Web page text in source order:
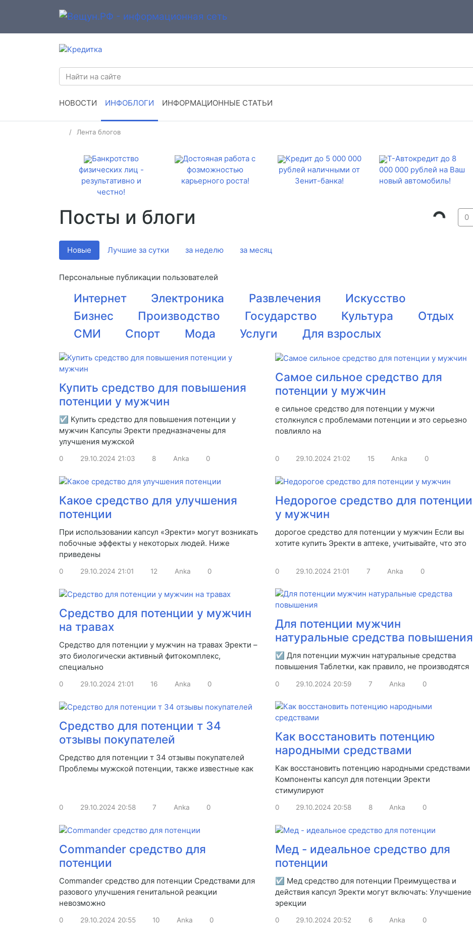
НОВОСТИ ИНФОБЛОГИ ИНФОРМАЦИОННЫЕ СТАТЬИ
Лента блогов
Банкротство
физических лиц -
результативно и
честно!
Достояная работа с
фозможностью
карьерного роста!
Кредит до 5 000 000
рублей наличными от
Зенит-банка!
Т-Автокредит до 8
000 000 рублей на Ваш
новый автомобиль!
Посты и блоги 0
Новые Лучшие за сутки за неделю за месяц
Персональные публикации пользователей
Интернет Электроника Развлечения
Искусство
Бизнес
Производство Государство Культура
Отдых
СМИ
Спорт Мода Услуги Для взрослых
Купить средство для повышения
потенции у мужчин
☑ Купить средство для повышения потенции у
мужчин Капсулы Эректи предназначены для
улучшения мужской
0 29.10.2024 21:03 8 Anka 0
Самое сильное средство для
потенции у мужчин
е сильное средство для потенции у мужчи
столкнулся с проблемами потенции и это серьезно
повлияло на
0 29.10.2024 21:02 15 Anka 0
Какое средство для улучшения
потенции
При использовании капсул «Эректи» могут возникать
побочные эффекты у некоторых людей. Ниже
приведены
0 29.10.2024 21:01 12 Anka 0
Недорогое средство для потенции
у мужчин
дорогое средство для потенции у мужчин Если вы
хотите купить Эректи в аптеке, учитывайте, что это
0 29.10.2024 21:01 7 Anka 0
Средство для потенции у мужчин
на травах
Средство для потенции у мужчин на травах Эректи –
это биологически активный фитокомплекс,
специально
0 29.10.2024 21:01 16 Anka 0
Для потенции мужчин
натуральные средства повышения
☑ Для потенции мужчин натуральные средства
повышения Таблетки, как правило, не производятся
0 29.10.2024 20:59 7 Anka 0
Средство для потенции т 34
отзывы покупателей
Средство для потенции т 34 отзывы покупателей
Проблемы мужской потенции, также известные как
0 29.10.2024 20:58 7 Anka 0
Как восстановить потенцию
народными средствами
Как восстановить потенцию народными средствами
Компоненты капсул для потенции Эректи
стимулируют
0 29.10.2024 20:58 8 Anka 0
Commander средство для
потенции
Commander средство для потенции Средствами для
разового улучшения генитальной реакции
невозможно
0 29.10.2024 20:55 10 Anka 0
Мед - идеальное средство для
потенции
☑ Мед средство для потенции Преимущества и
действия капсул Эректи могут включать: Улучшение
эрекции
0 29.10.2024 20:52 6 Anka 0